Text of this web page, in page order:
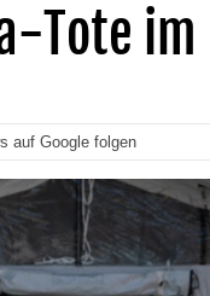
Tote im
auf Google folgen